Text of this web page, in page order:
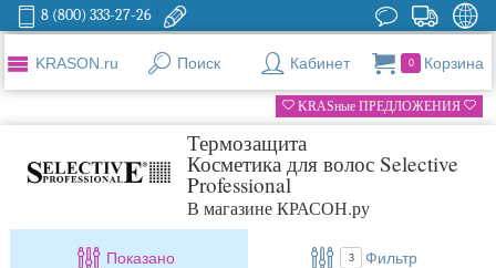
8 (800) 333-27-26
KRASON.ru Поиск Кабинет 0 Корзина
KRASные ПРЕДЛОЖЕНИЯ
Термозащита
Косметика для волос Selective
Professional
В магазине КРАСОН.ру
Показано 3 Фильтр